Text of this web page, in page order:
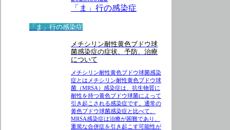
「ま」行の感染症
「ま」行の感染症
メチシリン耐性黄色ブドウ球
菌感染症の症状、予防、治療
について
メチシリン耐性黄色ブドウ球菌感染
症とはメチシリン耐性黄色ブドウ球
菌（MRSA）感染症は、抗生物質に
耐性を持つ黄色ブドウ球菌によって
引き起こされる感染症です。通常の
黄色ブドウ球菌感染症と比べて、
MRSA感染症は治療が困難であり、
重篤な合併症を引き起こす可能性が